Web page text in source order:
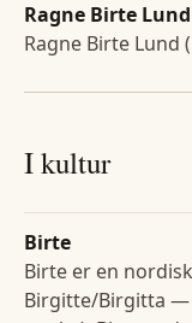
Ragne Birte Lund
Ragne Birte Lund
I kultur
Birte
Birte er en
Birgitte/Birgitta —